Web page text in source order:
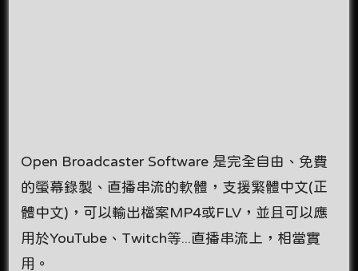
Open Broadcaster Software 是完全自由、免費
的螢幕錄製、直播串流的軟體，支援繁體中文(正
體中文)，可以輸出檔案MP4或FLV，並且可以應
用於YouTube、Twitch等...直播串流上，相當實
用。